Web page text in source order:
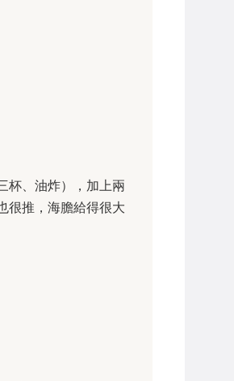
杯、油炸），加上兩
很推，海膽給得很大